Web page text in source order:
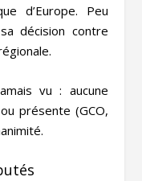
d’Europe. Peu
décision contre
vu : aucune
présente (GCO,